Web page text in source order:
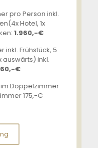
pro Person inkl.
Hotel, 1x
1.960,-€
inkl. Frühstück, 5
auswärts) inkl.
€
Doppelzimmer
175,-€